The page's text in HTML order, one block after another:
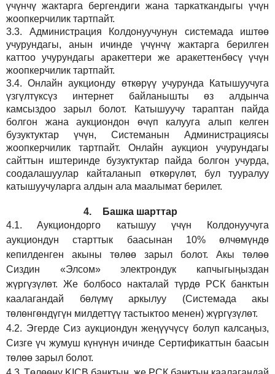
үчүнчү жактарга бергендиги жана таркаткандыгы үчүн
жоопкерчилик тартпайт.
3.3. Администрация Колдонуучунун системада иштөө
учурундагы, анын ичинде үчүнчү жактарга берилген
каттоо учурундагы аракеттери же аракеттенбөсү үчүн
жоопкерчилик тартпайт.
3.4.Онлайн аукционду өткөрүү учурунда Катышуучуга
үзгүлтүксүз интернет байланышты өз алдынча
камсыздоозарыл болот.
Катышуучу тараптан пайда
болгон жана аукциондон өчүп калууга алып келген
бузуктуктар үчүн, Системанын Администрациясы
жоопкерчилик тартпайт. Онлайн аукцион учурундагы
сайттын иштеринде бузуктуктар пайда болгон учурда,
соодалашуулар кайталанып өткөрүлөт, бул тууралуу
катышуучуларга алдын ала маалымат берилет.
4.
Башка шарттар
4.1.
Аукциондорго катышуу үчүн Колдонуучуга
аукциондун старттык баасынан 10% өлчөмүндө
кепилденген акыны төлөө зарыл болот. Акы төлөө
Сиздин «Элсом»электрондук капчыгыңыздан
жүргүзүлөт. Же болбосо накталай түрдө РСК банктын
каалагандай бөлүмү аркылуу (Системада акы
төлөнгөндүгүн милдеттүү тастыктоо менен) жүргүзүлөт.
4.2. Эгерде Сиз аукциондун жеңүүчүсү болуп калсаңыз,
Сизге үч жумуш күнүнүн ичинде Сертификаттын баасын
төлөө зарыл болот.